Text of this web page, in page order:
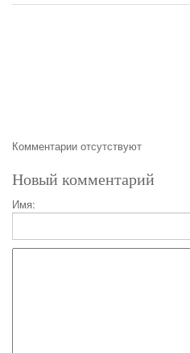
Комментарии отсутствуют
Новый комментарий
Имя: